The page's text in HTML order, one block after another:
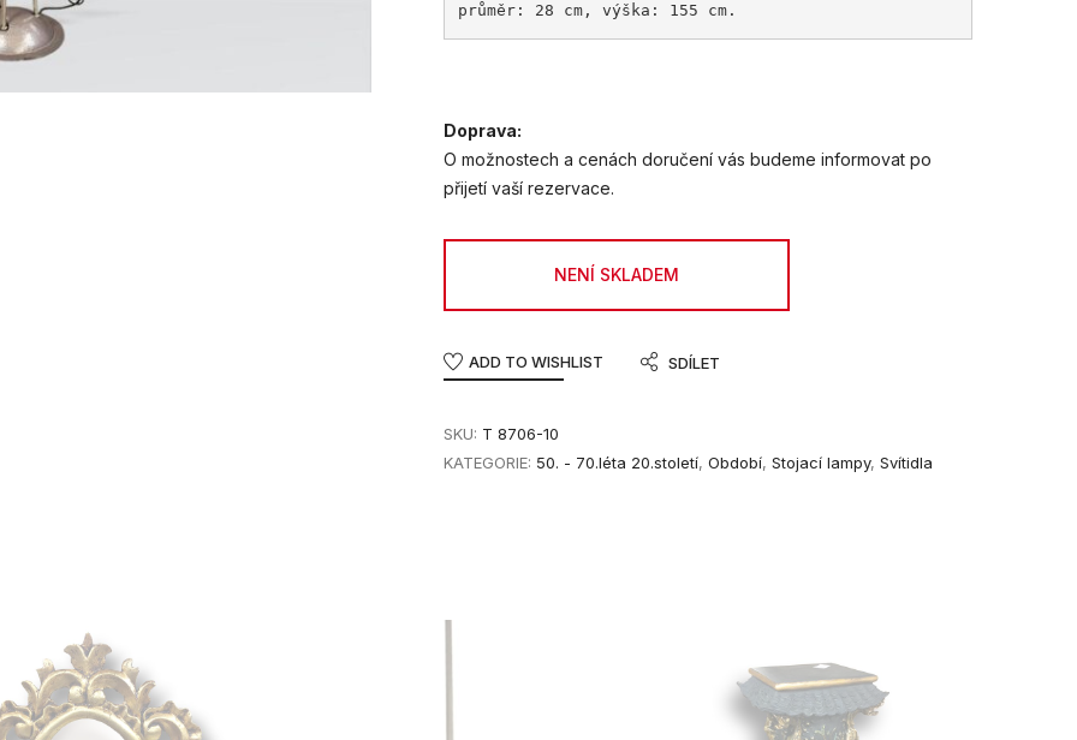
průměr: 28 cm, výška: 155 cm.
Doprava:
O možnostech a cenách doručení vás budeme informovat po
přijetí vaší rezervace.
NENÍ SKLADEM
ADD TO WISHLIST SDÍLET
SKU: T 8706-10
KATEGORIE: 50. - 70.léta 20.století, Období, Stojací lampy, Svítidla